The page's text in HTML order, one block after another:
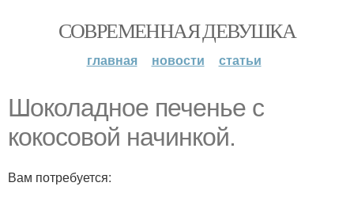
СОВРЕМЕННАЯ ДЕВУШКА
главная новости статьи
Шоколадное печенье с
кокосовой начинкой.
Вам потребуется: